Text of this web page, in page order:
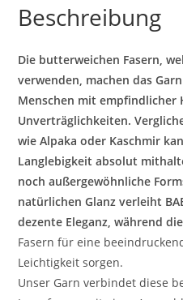
Beschreibung
Die butterweichen Fasern,
verwenden, machen das
Menschen mit empfindlicher
Unverträglichkeiten.
wie Alpaka oder Kaschmir
Langlebigkeit absolut
noch außergewöhnliche
natürlichen Glanz verleiht
dezente Eleganz, während
Fasern für eine
Leichtigkeit sorgen.
Unser Garn verbindet diese